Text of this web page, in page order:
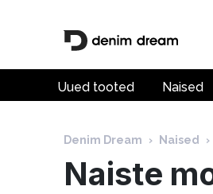
Uued tooted Naised
Denim Dream › Naised ›
Naiste